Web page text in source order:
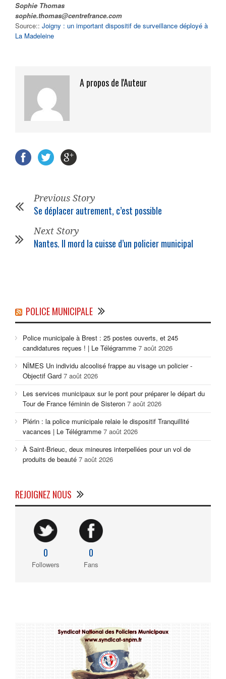
Sophie Thomas
sophie.thomas@centrefrance.com
Source:: Joigny : un important dispositif de surveillance déployé à
La Madeleine
A propos de l'Auteur
Previous Story
Se déplacer autrement, c’est possible
Next Story
Nantes. Il mord la cuisse d’un policier municipal
POLICE MUNICIPALE
Police municipale à Brest : 25 postes ouverts, et 245
candidatures reçues ! | Le Télégramme 7 août 2026
NÎMES Un individu alcoolisé frappe au visage un policier -
Objectif Gard 7 août 2026
Les services municipaux sur le pont pour préparer le départ du
Tour de France féminin de Sisteron 7 août 2026
Plérin : la police municipale relaie le dispositif Tranquillité
vacances | Le Télégramme 7 août 2026
À Saint-Brieuc, deux mineures interpellées pour un vol de
produits de beauté 7 août 2026
REJOIGNEZ NOUS
0
Followers
0
Fans